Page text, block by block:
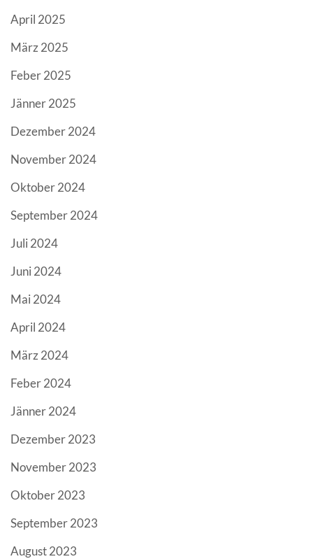
April 2025
März 2025
Feber 2025
Jänner 2025
Dezember 2024
November 2024
Oktober 2024
September 2024
Juli 2024
Juni 2024
Mai 2024
April 2024
März 2024
Feber 2024
Jänner 2024
Dezember 2023
November 2023
Oktober 2023
September 2023
August 2023